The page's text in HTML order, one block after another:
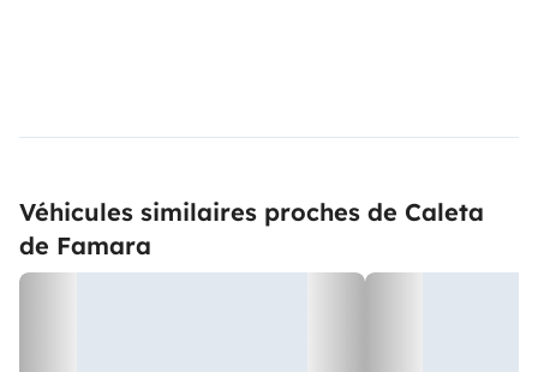
Véhicules similaires proches de Caleta
de Famara